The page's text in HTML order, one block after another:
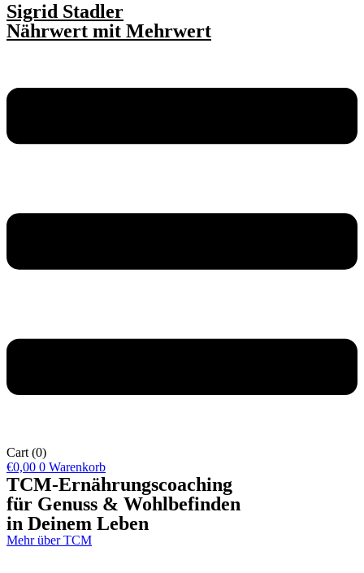
Sigrid Stadler
Nährwert mit Mehrwert
Cart (0)
€0,00 0 Warenkorb
TCM-Ernährungscoaching
für Genuss & Wohlbefinden
in Deinem Leben
Mehr über TCM